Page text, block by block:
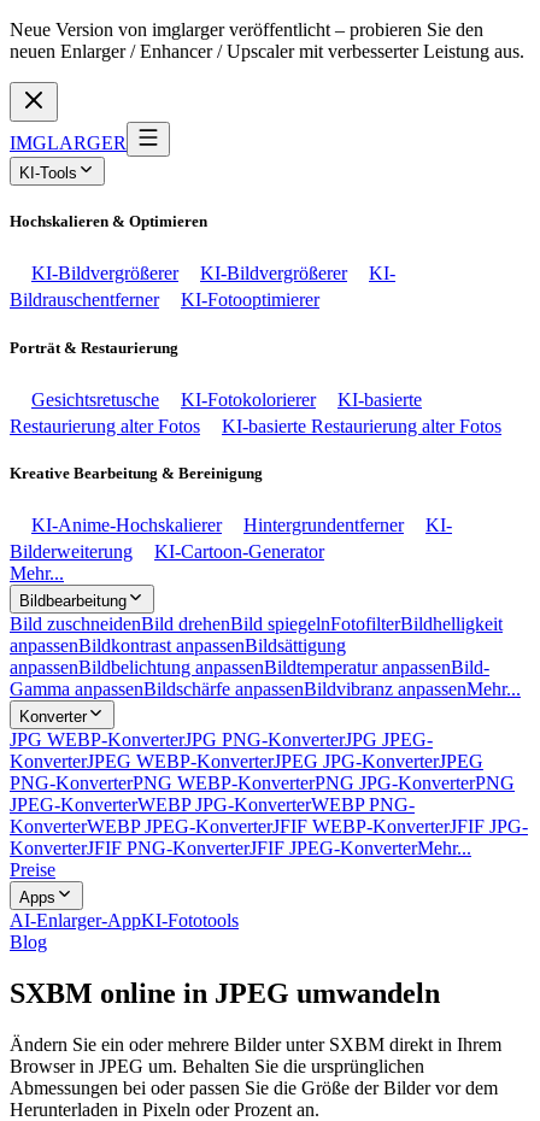
Neue Version von imglarger veröffentlicht – probieren Sie den
neuen Enlarger / Enhancer / Upscaler mit verbesserter Leistung aus.
IMGLARGER
KI-Tools
Hochskalieren & Optimieren
KI-Bildvergrößerer KI-Bildvergrößerer
KI-
Bildrauschentferner
KI-Fotooptimierer
Porträt & Restaurierung
Gesichtsretusche KI-Fotokolorierer
KI-basierte
Restaurierung alter Fotos
KI-basierte Restaurierung alter Fotos
Kreative Bearbeitung & Bereinigung
KI-Anime-Hochskalierer Hintergrundentferner
KI-
Bilderweiterung
KI-Cartoon-Generator
Mehr...
Bildbearbeitung
Bild zuschneidenBild drehenBild spiegelnFotofilterBildhelligkeit
anpassenBildkontrast anpassenBildsättigung
anpassenBildbelichtung anpassenBildtemperatur anpassenBild-
Gamma anpassenBildschärfe anpassenBildvibranz anpassenMehr...
Konverter
JPG WEBP-KonverterJPG PNG-KonverterJPG JPEG-
KonverterJPEG WEBP-KonverterJPEG JPG-KonverterJPEG
PNG-KonverterPNG WEBP-KonverterPNG JPG-KonverterPNG
JPEG-KonverterWEBP JPG-KonverterWEBP PNG-
KonverterWEBP JPEG-KonverterJFIF WEBP-KonverterJFIF JPG-
KonverterJFIF PNG-KonverterJFIF JPEG-KonverterMehr...
Preise
Apps
AI-Enlarger-AppKI-Fototools
Blog
SXBM online in JPEG umwandeln
Ändern Sie ein oder mehrere Bilder unter SXBM direkt in Ihrem
Browser in JPEG um. Behalten Sie die ursprünglichen
Abmessungen bei oder passen Sie die Größe der Bilder vor dem
Herunterladen in Pixeln oder Prozent an.